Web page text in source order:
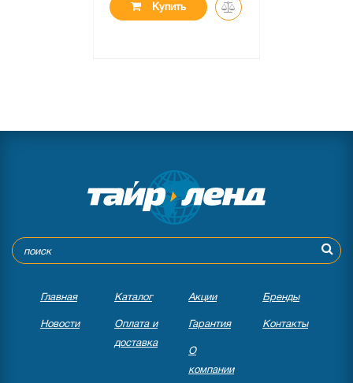
Купить
0 отзывов
Главная Каталог Акции Бренды
Новости
Оплата и
доставка
Гарантия Контакты
О
компании